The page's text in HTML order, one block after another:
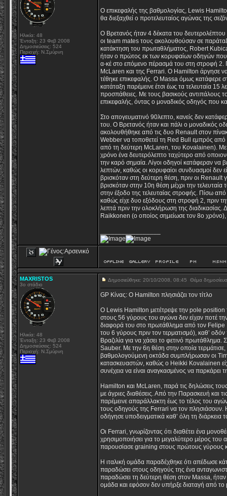
Ηλικία: 48
Ένταξη: 23 Φεβ 2008
Δημοσιεύσεις: 524
Περιοχή: Ν.Σμύρνη
Ο επικεφαλής της βαθμολογίας, Lewis
θα διεξαχθεί ο προτελευταίος αγώνας της
Ο Βρετανός ήταν 4 δέκατα του
οι team mates τους ακολουθούσαν σε
κατάκτηση του πρωταθλήματος, Robert
ήταν ο πρώτος εκ των κορυφαίων οδηγών που
α-κέ στο επόμενο πέρασμά του στη στροφή 2.
McLaren και της Ferrari. Ο Hamilton άργησε
τέθηκε επικεφαλής. Ο Massa όμως κατάφερε
κατάταξη παρέμεινε έτσι έως τα τελευταία 15
προσπάθειες. Με τους βασικούς αντιπάλους
επικεφαλής, όντας ο μοναδικός οδηγός που
Στο απογευματινό 90λεπτο, κανείς δεν
του. Ο Βρετανός ήταν και πάλι ο μοναδικός
ακολουθήθηκε από τις δυo Renault στον
Webber να τοποθετεί τη Red Bull εμπρός
από τη δεύτερη McLaren, του Kovalainen). Με
χρόνο ένα δευτερόλεπτο ταχύτερο από
την καρό σημαία. Λίγοι οδηγοί κατάφεραν να
λεπτών, καθώς οι κορυφαίοι συνδυασμοί δεν
βρισκόταν στη δεύτερη θέση, πριν οι Renault
βρισκόταν στην 10η θέση μέχρι την
στην έξοδο της τελευταίας στροφής. Πίσω
καθώς είχε δυο εξόδους στη στροφή 2, πριν
λεπτά πριν την ολοκλήρωση της
Raikkonen (ο οποίος σημείωσε τον 8ο
MAXRISTOS
3ο στάδιο
Ηλικία: 48
Ένταξη: 23 Φεβ 2008
Δημοσιεύσεις: 524
Περιοχή: Ν.Σμύρνη
Δημοσιεύθηκε: 20/10/2008, 08:45 Θέμα
GP Κίνας: Ο Hamilton πλησιάζει τον τίτλο
O Lewis Hamilton μετέτρεψε την pole position
στους 56 γύρους του αγώνα δεν είχαν ποτέ
διαφορά του στο πρωτάθλημα από τον Felipe
του 6 γύρους πριν τον τερματισμό), καθ’
Βραζιλία για να χάσει το φετινό
Sauber. Με την 6η θέση στην οποία τερμάτισε,
βαθμολογούμενη οκτάδα συμπλήρωσαν οι
κατασκευαστών, καθώς ο Heikki Kovalainen
συνέχεια να είναι αναγκασμένος να
Hamilton και McLaren, παρά τις δηλώσεις
με άγριες διαθέσεις. Από την Παρασκευή και
παρέμεινε απαράλλακτη έως το τέλος του
τους οδηγούς της Ferrari να τον πλησιάσουν.
οδήγησε υποδειγματικά καθ’ όλη τη
Οι Ferrari, γνωρίζοντας ότι διαθέτει ένα
χρησιμοποιήσει για το μεγαλύτερο μέρος
παρουσίασε graining στους πρώτους γύρους
Η ιταλική ομάδα παραδέχθηκε ότι απέδωσε
παραδώσει στους οδηγούς της ένα
παραδώσει τη δεύτερη θέση στον Massa,
ομάδα και εφόσον δεν υπήρξε διαταγή από το